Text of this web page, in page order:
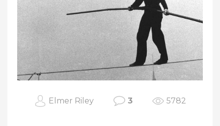
Elmer Riley 3 5782